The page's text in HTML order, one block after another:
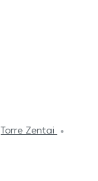
Torre Zentai